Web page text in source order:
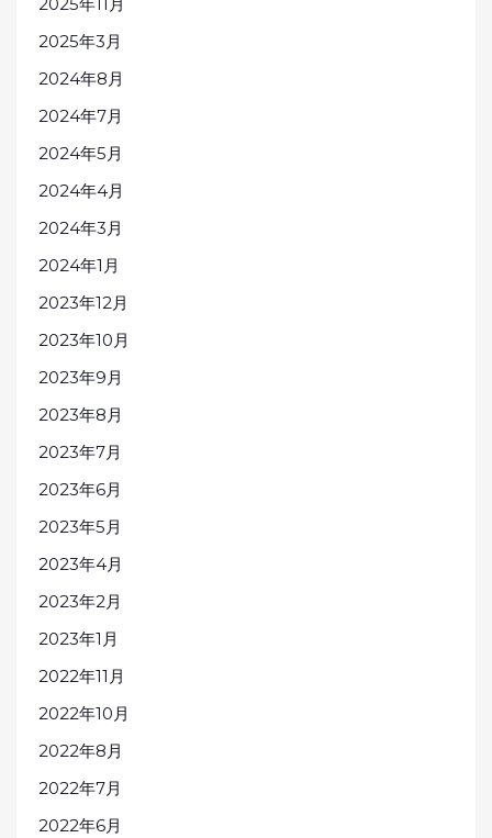
2025年3月
2024年8月
2024年7月
2024年5月
2024年4月
2024年3月
2024年1月
2023年12月
2023年10月
2023年9月
2023年8月
2023年7月
2023年6月
2023年5月
2023年4月
2023年2月
2023年1月
2022年11月
2022年10月
2022年8月
2022年7月
2022年6月